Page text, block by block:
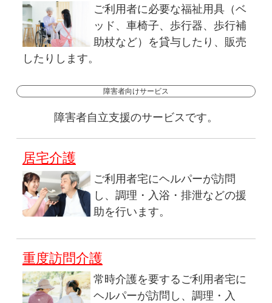
ご利用者に必要な福祉用具（ベ
ッド、車椅子、歩行器、歩行補
助杖など）を貸与したり、販売
したりします。
障害者向けサービス
障害者自立支援のサービスです。
居宅介護
ご利用者宅にヘルパーが訪問
し、調理・入浴・排泄などの援
助を行います。
重度訪問介護
常時介護を要するご利用者宅に
ヘルパーが訪問し、調理・入